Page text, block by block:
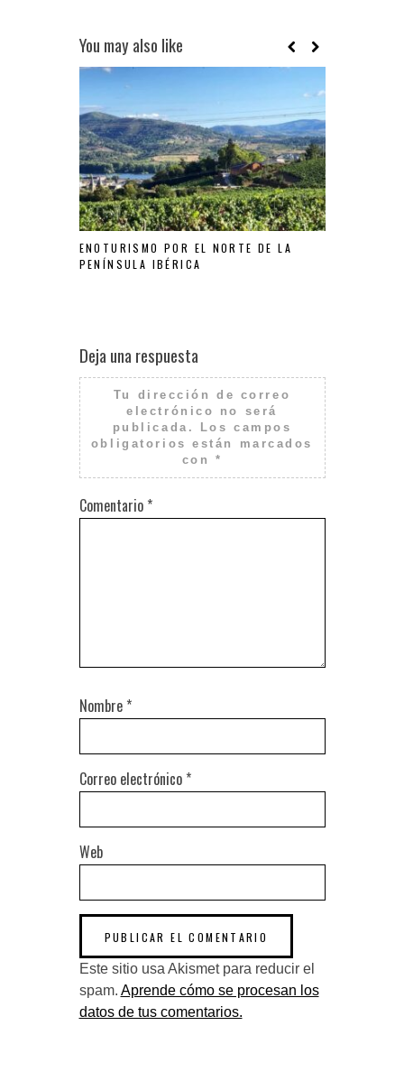
You may also like
ENOTURISMO POR EL NORTE DE LA
PENÍNSULA IBÉRICA
Deja una respuesta
Tu dirección de correo
electrónico no será
publicada.
Los campos
obligatorios están marcados
con *
Comentario *
Nombre *
Correo electrónico *
Web
Este sitio usa Akismet para reducir el
spam. Aprende cómo se procesan los
datos de tus comentarios.